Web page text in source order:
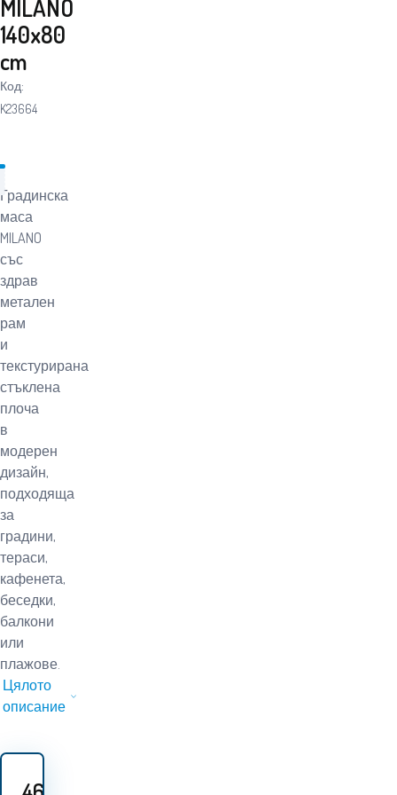
MILANO
140x80
cm
Код:
K23664
Градинска
маса
MILANO
със
здрав
метален
рам
и
текстурирана
стъклена
плоча
в
модерен
дизайн,
подходяща
за
градини,
тераси,
кафенета,
беседки,
балкони
или
плажове.
Цялото
описание